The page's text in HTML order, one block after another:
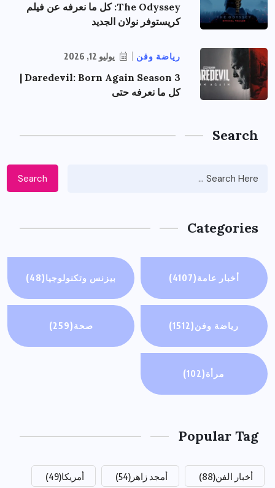
The Odyssey: كل ما نعرفه عن فيلم
كريستوفر نولان الجديد
رياضة وفن يوليو 12, 2026
Daredevil: Born Again Season 3 |
كل ما نعرفه حتى
Search
Search
Categories
أخبار عامة(4107) بيزنس وتكنولوجيا(48)
رياضة وفن(1512) صحة(259)
مرأة(102)
Popular Tag
أخبار الفن(88) أمجد زاهر (54) أمريكا(49)